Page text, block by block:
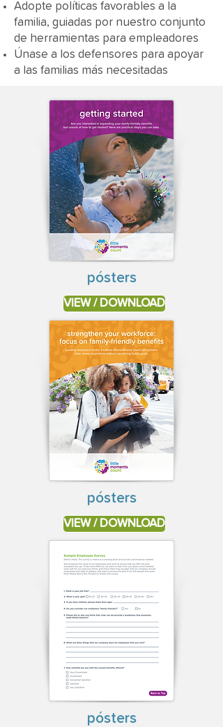
Adopte políticas favorables a la
familia, guiadas por nuestro conjunto
de herramientas para empleadores
Únase a los defensores para apoyar
a las familias más necesitadas
pósters
VIEW / DOWNLOAD
pósters
VIEW / DOWNLOAD
pósters